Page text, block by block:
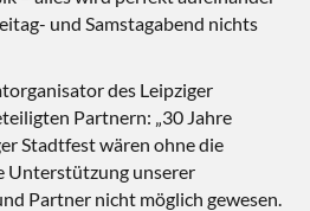
und Samstagabend nichts
des Leipziger
Partnern: „30 Jahre
Stadtfest wären ohne die
Unterstützung unserer
Partner nicht möglich gewesen.